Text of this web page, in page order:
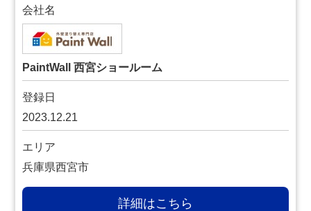
会社名
PaintWall 西宮ショールーム
登録日
2023.12.21
エリア
兵庫県西宮市
詳細はこちら